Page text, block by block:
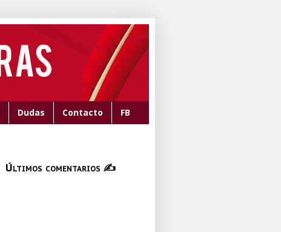
Dudas Contacto FB
Últimos comentarios ✍